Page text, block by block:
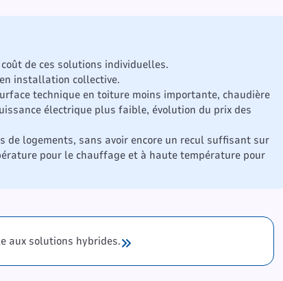
de ces solutions individuelles.
installation collective.
technique en toiture moins importante, chaudière
électrique plus faible, évolution du prix des
de logements, sans avoir encore un recul suffisant sur
pour le chauffage et à haute température pour
aux solutions hybrides.